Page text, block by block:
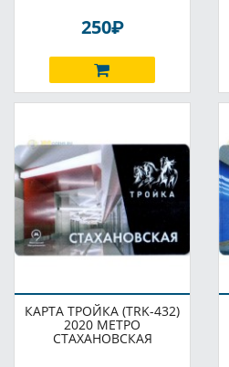
250P
КАРТА ТРОЙКА (TRK-432)
2020 МЕТРО
СТАХАНОВСКАЯ